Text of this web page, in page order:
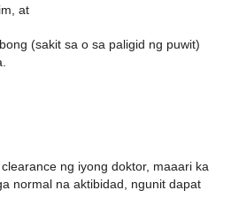
at
(sakit sa o sa paligid ng puwit)
ng iyong doktor, maaari ka
normal na aktibidad, ngunit dapat